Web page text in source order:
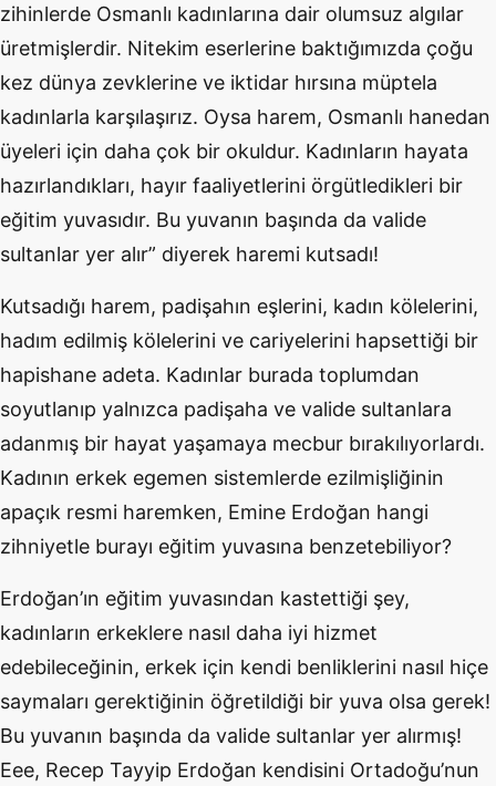
zihinlerde Osmanlı kadınlarına dair olumsuz algılar
üretmişlerdir. Nitekim eserlerine baktığımızda çoğu
kez dünya zevklerine ve iktidar hırsına müptela
kadınlarla karşılaşırız. Oysa harem, Osmanlı hanedan
üyeleri için daha çok bir okuldur. Kadınların hayata
hazırlandıkları, hayır faaliyetlerini örgütledikleri bir
eğitim yuvasıdır. Bu yuvanın başında da valide
sultanlar yer alır” diyerek haremi kutsadı!
Kutsadığı harem, padişahın eşlerini, kadın kölelerini,
hadım edilmiş kölelerini ve cariyelerini hapsettiği bir
hapishane adeta. Kadınlar burada toplumdan
soyutlanıp yalnızca padişaha ve valide sultanlara
adanmış bir hayat yaşamaya mecbur bırakılıyorlardı.
Kadının erkek egemen sistemlerde ezilmişliğinin
apaçık resmi haremken, Emine Erdoğan hangi
zihniyetle burayı eğitim yuvasına benzetebiliyor?
Erdoğan’ın eğitim yuvasından kastettiği şey,
kadınların erkeklere nasıl daha iyi hizmet
edebileceğinin, erkek için kendi benliklerini nasıl hiçe
saymaları gerektiğinin öğretildiği bir yuva olsa gerek!
Bu yuvanın başında da valide sultanlar yer alırmış!
Eee, Recep Tayyip Erdoğan kendisini Ortadoğu’nun